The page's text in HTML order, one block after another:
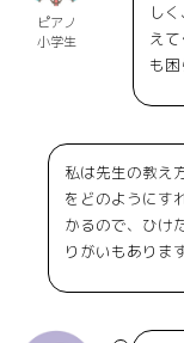
ピアノ
小学生
し
え
も
私は先生の教え
をどのようにす
かるので、ひけ
りがいもありま